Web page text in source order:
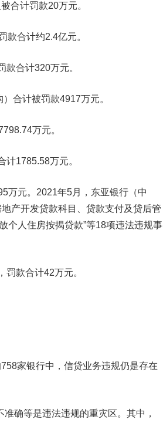
合计罚款20万元。
款合计约2.4亿元。
款合计320万元。
）合计被罚款4917万元。
万元。
计1785.58万元。
万元。2021年5月， 东亚银行（中
产开发贷款科目、贷款支付及贷后管
个人住房按揭贷款”等18项违法违规事
罚款合计42万元。
家银行中， 信贷业务违规仍是存在
确等是违法违规的重灾区。其中，